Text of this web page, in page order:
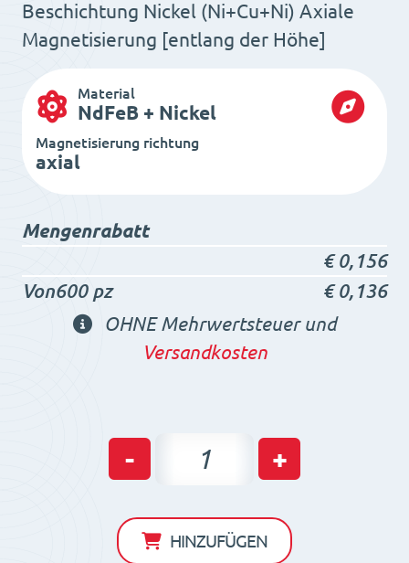
Beschichtung Nickel (Ni+Cu+Ni) Axiale
Magnetisierung [entlang der Höhe]
Material
NdFeB + Nickel
Magnetisierung richtung
axial
Mengenrabatt
€0,156
Von600 pz
€0,136
OHNE Mehrwertsteuer und
Versandkosten
-
Neodym
Quader
10
+
HINZUFÜGEN